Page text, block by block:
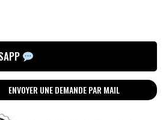
ENVOYER UNE DEMANDE PAR MAIL